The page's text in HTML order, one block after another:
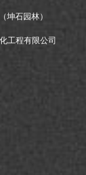
坤石园林）
工程有限公司